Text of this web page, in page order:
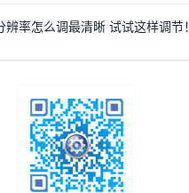
辨率怎么调最清晰 试试这样调节！